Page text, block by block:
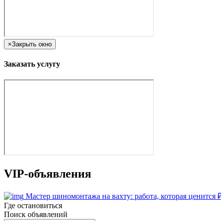
×Закрыть окно
Заказать услугу
VIP-объявления
Мастер шиномонтажа на вахту: работа, которая ценится
Где остановиться
Поиск объявлений